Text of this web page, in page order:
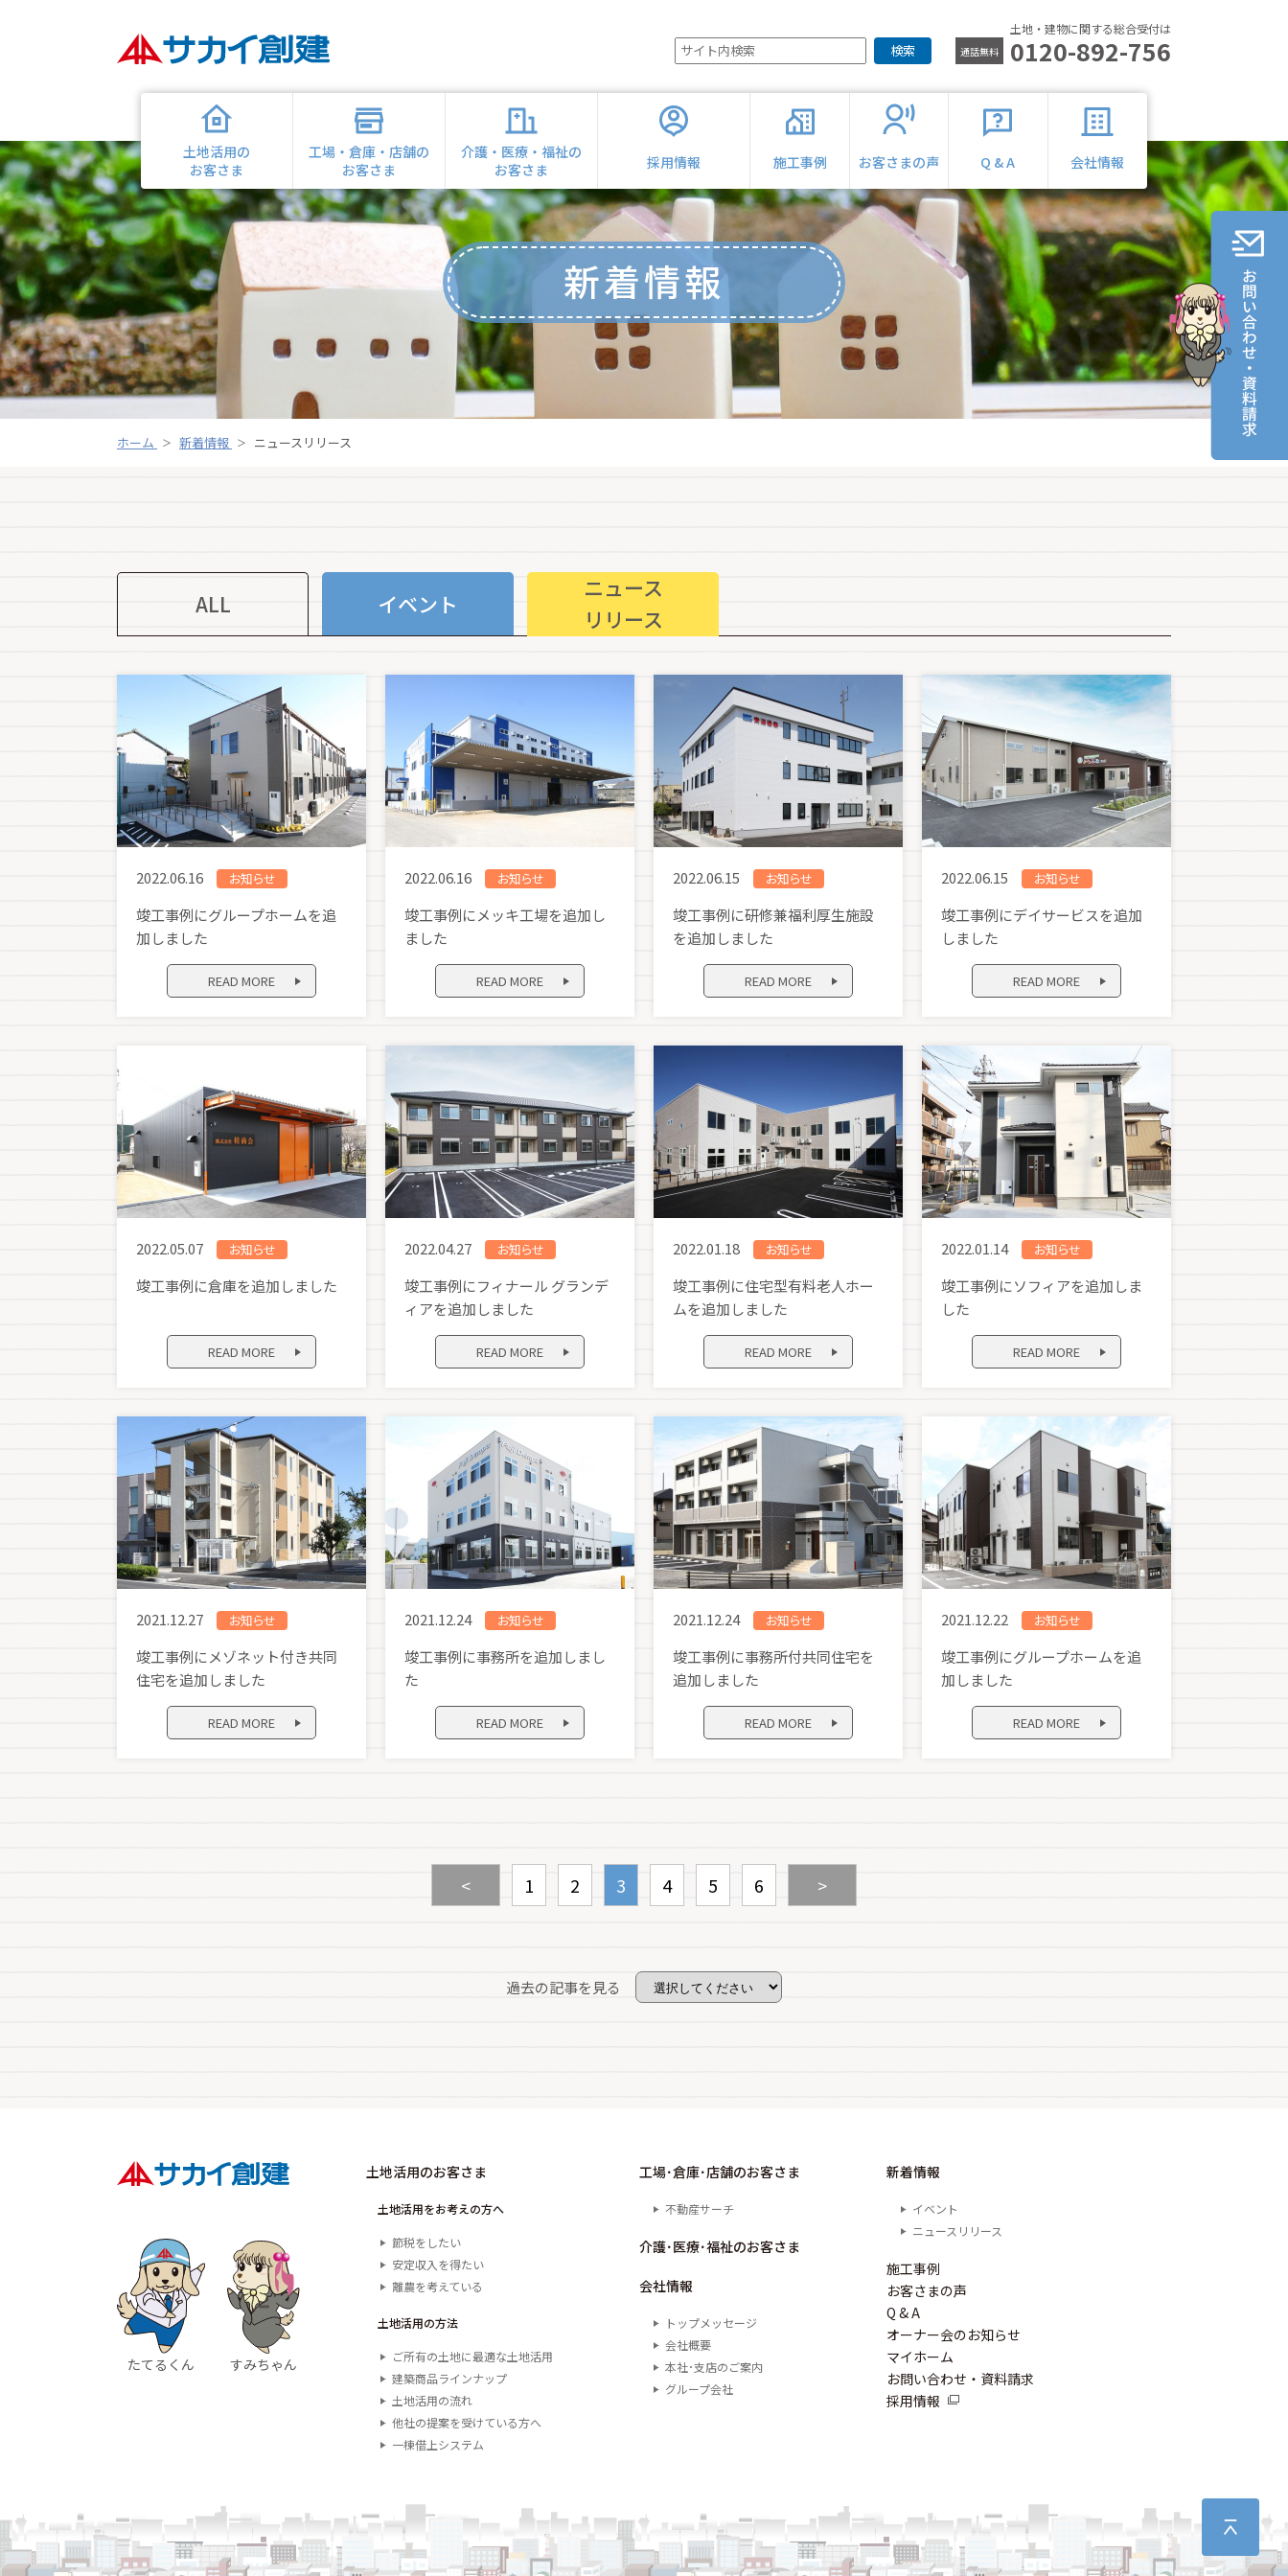
検索
土地・建物に関する総合受付は
通話無料 0120-892-756
土地活用の
お客さま
工場・倉庫・店舗の
お客さま
介護・医療・福祉の
お客さま
採用情報 施工事例 お客さまの声 Q & A 会社情報
新着情報
ホーム 新着情報 ニュースリリース
ALL イベント
ニュース
リリース
2022.06.16 お知らせ
竣工事例にグループホームを追
加しました
READ MORE
2022.06.16 お知らせ
竣工事例にメッキ工場を追加し
ました
READ MORE
2022.06.15 お知らせ
竣工事例に研修兼福利厚生施設
を追加しました
READ MORE
2022.06.15 お知らせ
竣工事例にデイサービスを追加
しました
READ MORE
2022.05.07 お知らせ
竣工事例に倉庫を追加しました
READ MORE
2022.04.27 お知らせ
竣工事例にフィナール グランデ
ィアを追加しました
READ MORE
2022.01.18 お知らせ
竣工事例に住宅型有料老人ホー
ムを追加しました
READ MORE
2022.01.14 お知らせ
竣工事例にソフィアを追加しま
した
READ MORE
2021.12.27 お知らせ
竣工事例にメゾネット付き共同
住宅を追加しました
READ MORE
2021.12.24 お知らせ
竣工事例に事務所を追加しまし
た
READ MORE
2021.12.24 お知らせ
竣工事例に事務所付共同住宅を
追加しました
READ MORE
2021.12.22 お知らせ
竣工事例にグループホームを追
加しました
READ MORE
< 1 2 3 4 5 6 >
過去の記事を見る
たてるくん すみちゃん
土地活用のお客さま
土地活用をお考えの方へ
節税をしたい
安定収入を得たい
離農を考えている
土地活用の方法
ご所有の土地に最適な土地活用
建築商品ラインナップ
土地活用の流れ
他社の提案を受けている方へ
一棟借上システム
工場･倉庫･店舗のお客さま
不動産サーチ
介護･医療･福祉のお客さま
会社情報
トップメッセージ
会社概要
本社･支店のご案内
グループ会社
新着情報
イベント
ニュースリリース
施工事例
お客さまの声
Q & A
オーナー会のお知らせ
マイホーム
お問い合わせ・資料請求
採用情報